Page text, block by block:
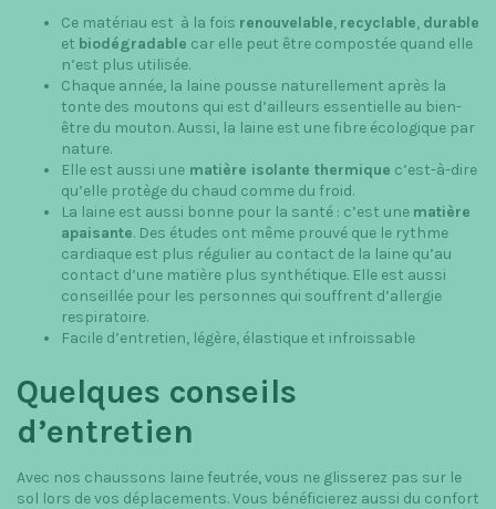
Ce matériau est à la fois renouvelable, recyclable, durable
et biodégradable car elle peut être compostée quand elle
n’est plus utilisée.
Chaque année, la laine pousse naturellement après la
tonte des moutons qui est d’ailleurs essentielle au bien-
être du mouton. Aussi, la laine est une fibre écologique par
nature.
Elle est aussi une matière isolante thermique c’est-à-dire
qu’elle protège du chaud comme du froid.
La laine est aussi bonne pour la santé : c’est une matière
apaisante. Des études ont même prouvé que le rythme
cardiaque est plus régulier au contact de la laine qu’au
contact d’une matière plus synthétique. Elle est aussi
conseillée pour les personnes qui souffrent d’allergie
respiratoire.
Facile d’entretien, légère, élastique et infroissable
Quelques conseils
d’entretien
Avec nos chaussons laine feutrée, vous ne glisserez pas sur le
sol lors de vos déplacements. Vous bénéficierez aussi du confort